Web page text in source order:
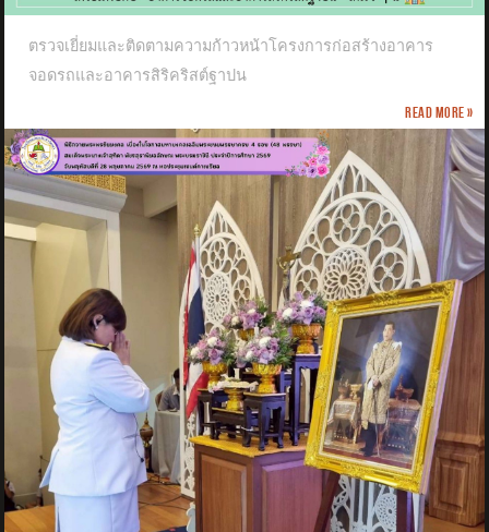
ตรวจเยี่ยมและติดตามความก้าวหน้าโครงการก่อสร้างอาคาร
จอดรถและอาคารสิริคริสต์ฐาปน
Read more »